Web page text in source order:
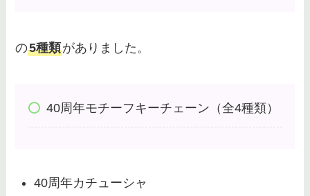
バケーションパッケージは後悔す
の5種類がありました。
40周年モチーフキーチェーン（全4種類）
40周年カチューシャ